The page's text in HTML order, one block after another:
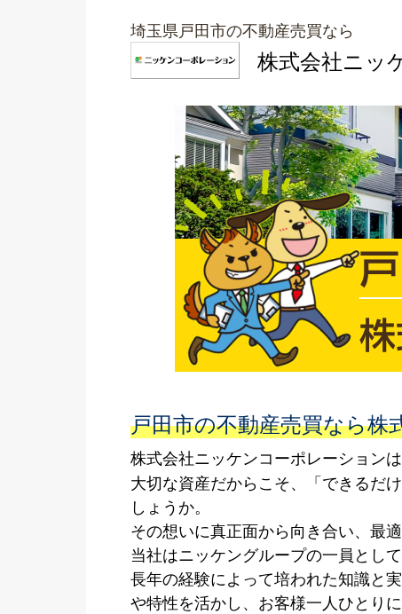
埼玉県戸田市の不動産売買なら
株式会社ニッ
戸田市の不動産売買なら
株式会社ニッケンコーポレーション
大切な資産だからこそ、「できるだ
しょうか。
その想いに真正面から向き合い、最
当社はニッケングループの一員とし
長年の経験によって培われた知識と
や特性を活かし、お客様一人ひとり